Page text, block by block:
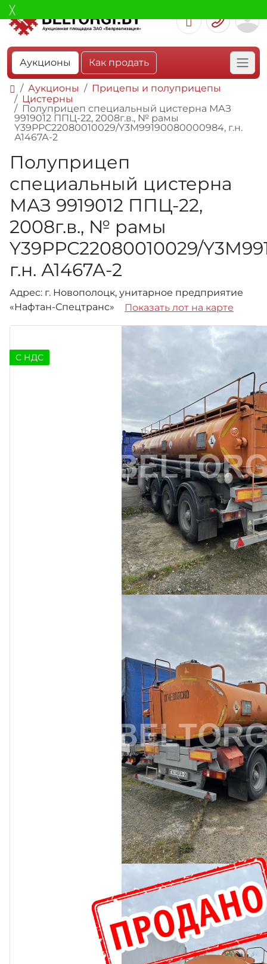
Аукционы Как продать
Аукционы
Прицепы и полуприцепы
Цистерны
Полуприцеп специальный цистерна МАЗ
9919012 ППЦ-22, 2008г.в., № рамы
Y39РРС22080010029/Y3М99190080000984, г.н.
А1467А-2
Полуприцеп
специальный цистерна
МАЗ 9919012 ППЦ-22,
2008г.в., № рамы
Y39РРС22080010029/
г.н. А1467А-2
Адрес: г. Новополоцк, унитарное предприятие
«Нафтан-Спецтранс»
Показать лот на карте
C НДС